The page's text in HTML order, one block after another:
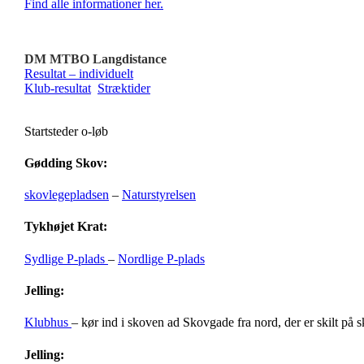
Find alle informationer her.
DM MTBO Langdistance
Resultat – individuelt
Klub-resultat Stræktider
Startsteder o-løb
Gødding Skov:
skovlegepladsen – Naturstyrelsen
Tykhøjet Krat:
Sydlige P-plads – Nordlige P-plads
Jelling:
Klubhus – kør ind i skoven ad Skovgade fra nord, der er skilt på
Jelling: